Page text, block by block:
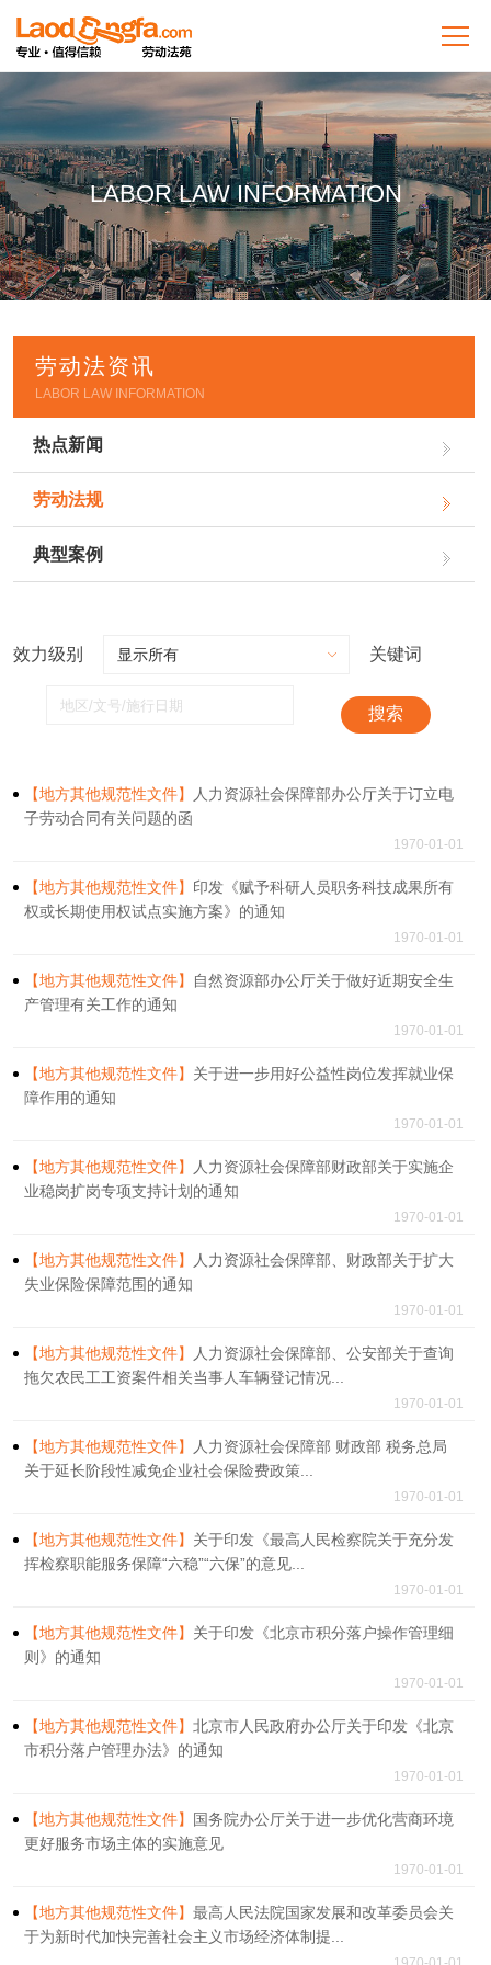
LABOR LAW INFORMATION
劳动法资讯
LABOR LAW INFORMATION
热点新闻
劳动法规
典型案例
效力级别 关键词
搜索
【地方其他规范性文件】
人力资源社会保障部办公厅关于订立电
子劳动合同有关问题的函
1970-01-01
【地方其他规范性文件】 印发《赋予科研人员职务科技成果所有
权或长期使用权试点实施方案》的通知
1970-01-01
【地方其他规范性文件】
自然资源部办公厅关于做好近期安全生
产管理有关工作的通知
1970-01-01
【地方其他规范性文件】 关于进一步用好公益性岗位发挥就业保
障作用的通知
1970-01-01
【地方其他规范性文件】
人力资源社会保障部财政部关于实施企
业稳岗扩岗专项支持计划的通知
1970-01-01
【地方其他规范性文件】
人力资源社会保障部、财政部关于扩大
失业保险保障范围的通知
1970-01-01
【地方其他规范性文件】
人力资源社会保障部、公安部关于查询
拖欠农民工工资案件相关当事人车辆登记情况...
1970-01-01
【地方其他规范性文件】
人力资源社会保障部 财政部 税务总局
关于延长阶段性减免企业社会保险费政策...
1970-01-01
【地方其他规范性文件】 关于印发《最高人民检察院关于充分发
挥检察职能服务保障“六稳”“六保”的意见...
1970-01-01
【地方其他规范性文件】 关于印发《北京市积分落户操作管理细
则》的通知
1970-01-01
【地方其他规范性文件】 北京市人民政府办公厅关于印发《北京
市积分落户管理办法》的通知
1970-01-01
【地方其他规范性文件】
国务院办公厅关于进一步优化营商环境
更好服务市场主体的实施意见
1970-01-01
【地方其他规范性文件】 最高人民法院国家发展和改革委员会关
于为新时代加快完善社会主义市场经济体制提...